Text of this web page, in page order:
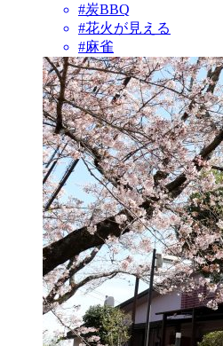
#炭BBQ
#花火が見える
#麻雀